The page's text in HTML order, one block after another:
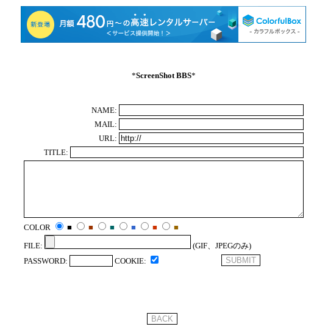
*ScreenShot BBS*
NAME:
MAIL:
URL:
TITLE:
COLOR ■ ■ ■ ■ ■
■
FILE:
(GIF、JPEGのみ)
PASSWORD:
COOKIE: